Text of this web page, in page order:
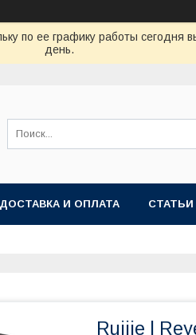
по ее графику работы
день.
ДОСТАВКА И ОПЛАТА СТАТЬИ
Ruijie |